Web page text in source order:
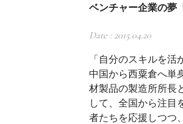
ベンチャー企業の夢
Date : 2015.04.20
「自分のスキルを
中国から西粟倉へ単
材製品の製造所所長
して、全国から注目
者たちを応援しつつ